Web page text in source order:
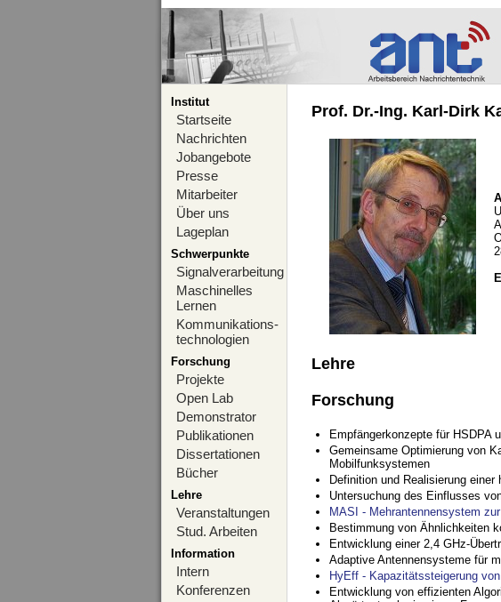
Institut
Startseite
Nachrichten
Jobangebote
Presse
Mitarbeiter
Über uns
Lageplan
Schwerpunkte
Signalverarbeitung
Maschinelles
Lernen
Kommunikations-
technologien
Forschung
Projekte
Open Lab
Demonstrator
Publikationen
Dissertationen
Bücher
Lehre
Veranstaltungen
Stud. Arbeiten
Information
Intern
Konferenzen
Prof. Dr.-Ing. Karl-Dirk
Lehre
Forschung
Empfängerkonzepte für HSDPA
Gemeinsame Optimierung von
Mobilfunksystemen
Definition und Realisierung
Untersuchung des Einflusses
MASI - Mehrantennensystem
Bestimmung von Ähnlichkeiten
Entwicklung einer 2,4 GHz-
Adaptive Antennensysteme für
HyEff - Kapazitätssteigerung
Entwicklung von effizienten